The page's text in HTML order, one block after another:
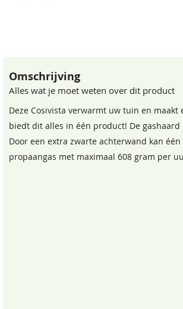
Omschrijving
Alles wat je moet weten over dit product
Deze Cosivista verwarmt uw tuin en
biedt dit alles in één product! De
Door een extra zwarte achterwand kan
propaangas met maximaal 608 gram per